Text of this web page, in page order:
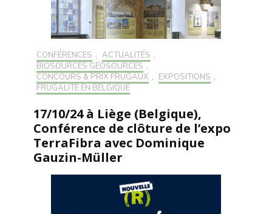
CONFÉRENCES , ACTUALITÉS ,
BIOSOURCÉS GÉOSOURCÉS ,
CONCOURS & PRIX FRUGAUX , EXPOSITIONS ,
FRUGALITÉ EN BELGIQUE
17/10/24 à Liège (Belgique),
Conférence de clôture de l’expo
TerraFibra avec Dominique
Gauzin-Müller